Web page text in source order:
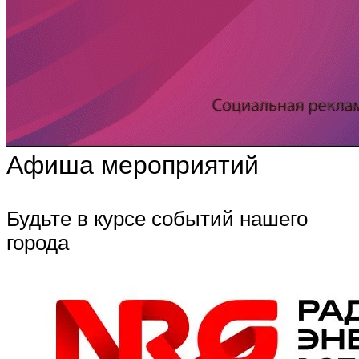
Афиша мероприятий
Будьте в курсе событий нашего
города